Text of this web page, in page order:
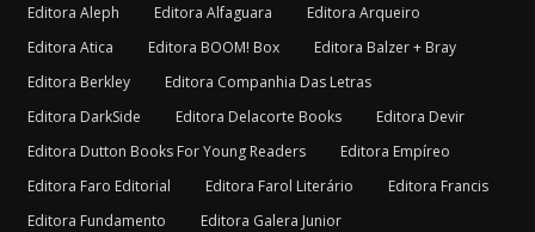
Editora Aleph Editora Alfaguara
Editora Arqueiro
Editora Atica
Editora BOOM! Box
Editora Balzer + Bray
Editora Berkley
Editora Companhia Das Letras
Editora DarkSide
Editora Delacorte Books
Editora Devir
Editora Dutton Books For Young Readers
Editora Empíreo
Editora Faro Editorial
Editora Farol Literário
Editora Francis
Editora Fundamento
Editora Galera Junior